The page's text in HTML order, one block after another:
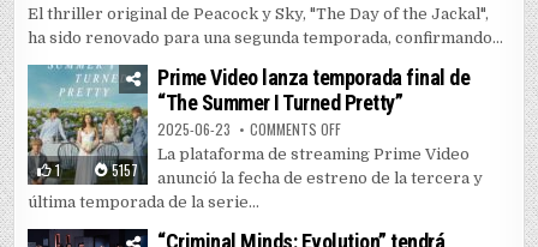
El thriller original de Peacock y Sky, "The Day of the Jackal",
ha sido renovado para una segunda temporada, confirmando...
1 5157
Prime Video lanza temporada final de
“The Summer I Turned Pretty”
2025-06-23 COMMENTS OFFON PRIME VIDEO LANZA
La plataforma de streaming Prime Video
anunció la fecha de estreno de la tercera y
última temporada de la serie...
“Criminal Minds: Evolution” tendrá